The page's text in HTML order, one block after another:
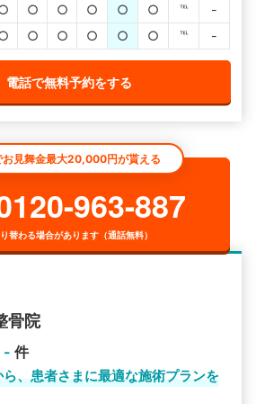
○ ○ ○ ○ ○ ℡
-
○ ○ ○ ○ ○ ℡ -
電話で無料予約をする
お見舞金最大20,000円が貰える
963-887
替わる場合があります（通話無料）
骨院
- 件
、患者さまに最適な施術プランを